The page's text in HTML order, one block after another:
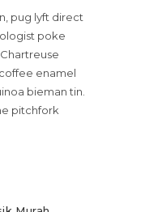
pug lyft direct
poke
enamel
bieman tin.
pitchfork